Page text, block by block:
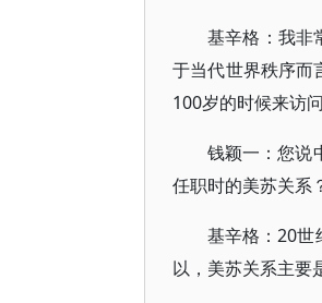
基辛格：我非
于当代世界秩序而
100岁的时候来访
钱颖一：您说
任职时的美苏关系
基辛格：20世
以，美苏关系主要